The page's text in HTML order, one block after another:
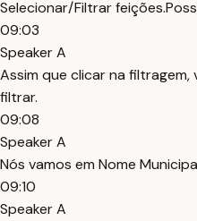
Selecionar/Filtrar
09:03
Speaker A
Assim que clicar na
filtrar.
09:08
Speaker A
Nós vamos em Nome
09:10
Speaker A